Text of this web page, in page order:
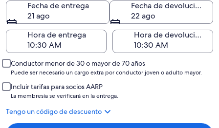
Fecha de entrega
21 ago
Fecha de devolución
22 ago
Hora de entrega
Hora de devolución
Conductor menor de 30 o mayor de 70 años
Puede ser necesario un cargo extra por conductor joven o adulto mayor.
Incluir tarifas para socios AARP
La membresía se verificará en la entrega.
Tengo un código de descuento